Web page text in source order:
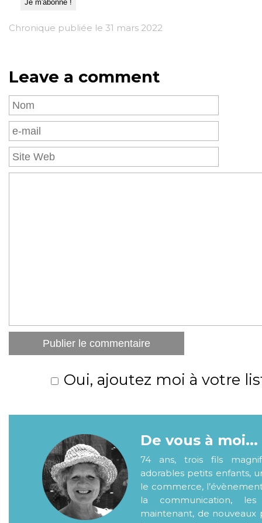
Chronique publiée le 31 mars 2022
Leave a comment
Oui, ajoutez moi à votre
De vous à moi...
74 ans, trois fils
adorables petits enfants,
le commerce,
la communication,
maintenant, de nouveaux